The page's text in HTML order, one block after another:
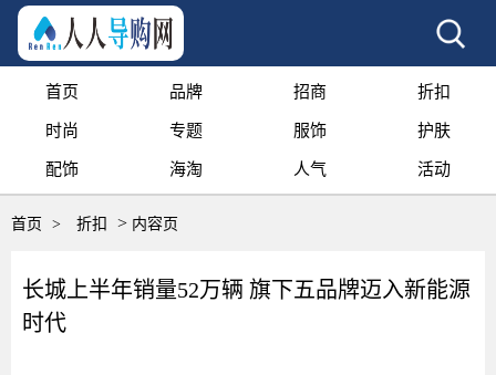
首页 品牌 招商 折扣
时尚 专题 服饰 护肤
配饰 海淘 人气 活动
首页 > 折扣 > 内容页
长城上半年销量52万辆 旗下五品牌迈入新能源
时代